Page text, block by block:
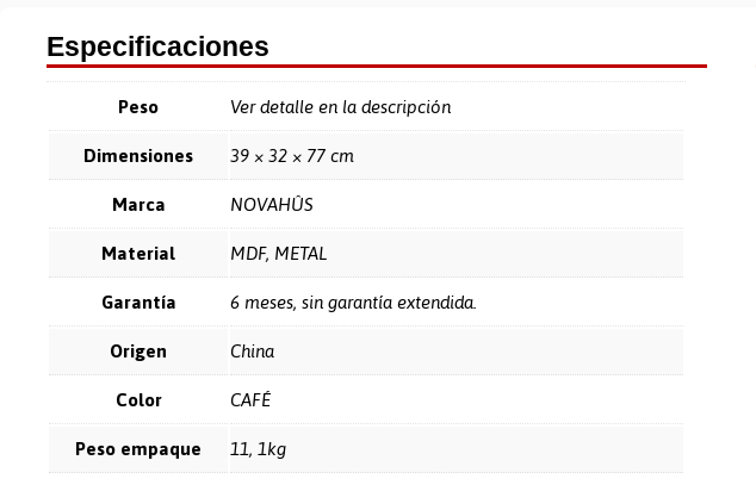
Especificaciones
Peso Ver detalle en la descripción
Dimensiones 39 × 32 × 77 cm
Marca NOVAHÛS
Material MDF, METAL
Garantía 6 meses, sin garantía extendida.
Origen China
Color CAFÉ
Peso empaque 11, 1kg